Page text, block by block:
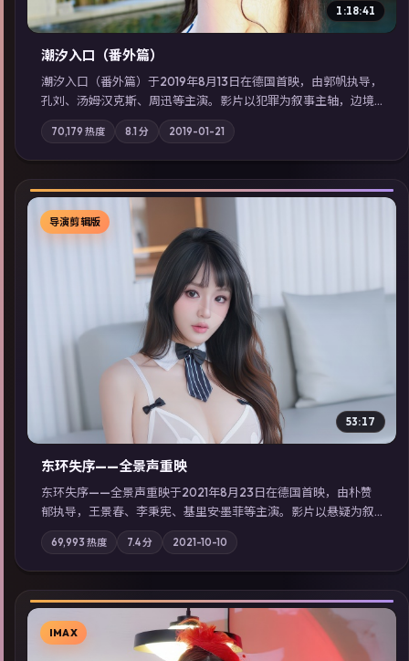
1:18:41
潮汐入口（番外篇）
潮汐入口（番外篇）于2019年8月13日在德国首映，由郭帆执导，
孔刘、汤姆·汉克斯、周迅等主演。影片以犯罪为叙事主轴，边境
小镇的平静被一封匿名信彻底打破；摄影与配乐强化地域气质；
站内亦可通过「国产免费观看高清电视剧在线看」延展检索同类
型高分佳作，畅享高清在线追剧体验。
70,179 热度 8.1 分 2019-01-21
▶
导演剪辑版
53:17
东环失序——全景声重映
东环失序——全景声重映于2021年8月23日在德国首映，由朴赞
郁执导，王景春、李秉宪、基里安·墨菲等主演。影片以悬疑为叙
事主轴，科技与人性的边界在实验事故后逐渐模糊；摄影与配乐
强化地域气质；站内亦可通过「国产免费观看高清电视剧在线
看」延展检索同类型高分佳作，畅享高清在线追剧体验。
69,993 热度 7.4分 2021-10-10
IMAX